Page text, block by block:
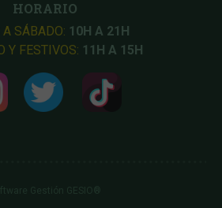
HORARIO
A SÁBADO: 10H A 21H
Y FESTIVOS: 11H A 15H
Gestión
GESIO®